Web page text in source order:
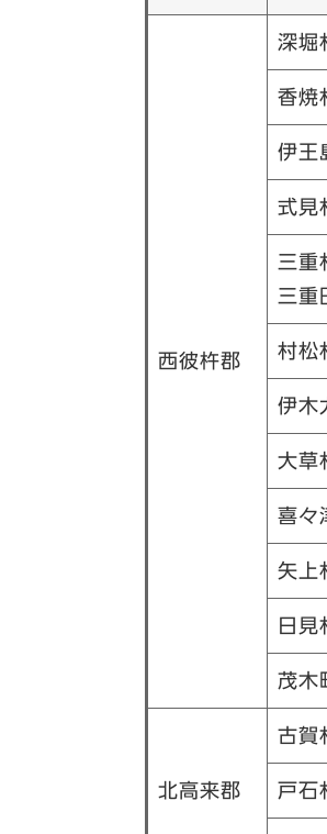
西彼杵郡
深堀
香焼
伊王
式見
三重
三重
村松
伊木
大草
喜々
矢上
日見
茂木
北高来郡
古賀
戸石